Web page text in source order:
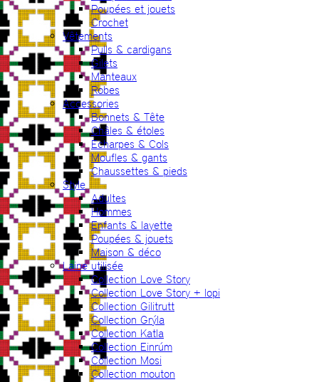
Poupées et jouets
Crochet
Vêtements
Pulls & cardigans
Gilets
Manteaux
Robes
Accessories
Bonnets & Tête
Châles & étoles
Echarpes & Cols
Moufles & gants
Chaussettes & pieds
Style
Adultes
Hommes
Enfants & layette
Poupées & jouets
Maison & déco
Laine utilisée
Collection Love Story
Collection Love Story + lopi
Collection Gilitrutt
Collection Grýla
Collection Katla
Collection Einrúm
Collection Mosi
Collection mouton